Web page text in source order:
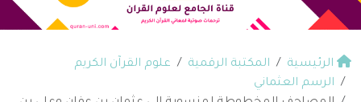
الرئيسية المكتبة الرقمية
علوم القرآن الكريم
الرسم العثماني